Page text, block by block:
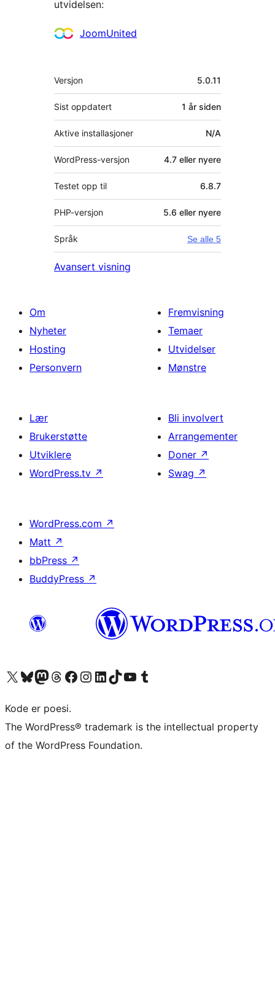
utvidelsen:
Bidragsytere
JoomUnited
Meta
Versjon 5.0.11
Sist oppdatert 1 år siden
Aktive installasjoner N/A
WordPress-versjon 4.7 eller nyere
Testet opp til 6.8.7
PHP-versjon 5.6 eller nyere
Språk Se alle 5
Avansert visning
Om
Nyheter
Hosting
Personvern
Fremvisning
Temaer
Utvidelser
Mønstre
Lær
Brukerstøtte
Utviklere
WordPress.tv ↗
Bli involvert
Arrangementer
Doner ↗
Swag ↗
WordPress.com ↗
Matt ↗
bbPress ↗
BuddyPress ↗
Besøk vår konto på X Visit our Bluesky account
Besøk vår Mastodon-konto
Visit our Threads account
Besøk vår Facebook-sideBesøk vår Instagram-konto
Besøk vår LinkedIn-konto
Visit our TikTok account
Visit our YouTube channel
Visit our Tumblr account
Kode er poesi.
The WordPress® trademark is the intellectual property
of the WordPress Foundation.